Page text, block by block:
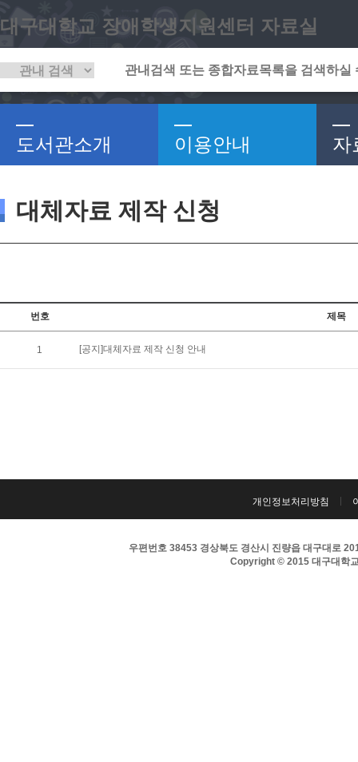
대구대학교 장애학생지원센터 자료실
도서관소개 이용안내 자
대체자료 제작 신청
번호 제목
1 [공지]대체자료 제작 신청 안내
개인정보처리방침
우편번호 38453 경상북도 경산시 진량읍 대구대로
Copyright © 2015 대구대학